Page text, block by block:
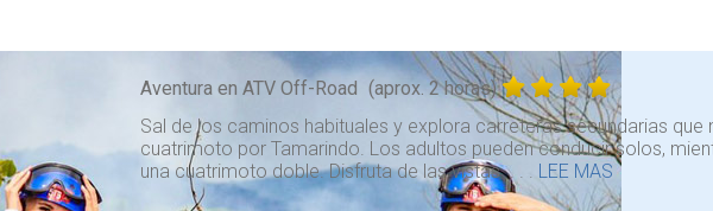
Aventura en ATV Off-Road (aprox. 2 horas)
Sal de los caminos habituales y explora carreteras secundarias
cuatrimoto por Tamarindo. Los adultos pueden conducir solos,
una cuatrimoto doble. Disfruta de las vistas . . . LEE MAS